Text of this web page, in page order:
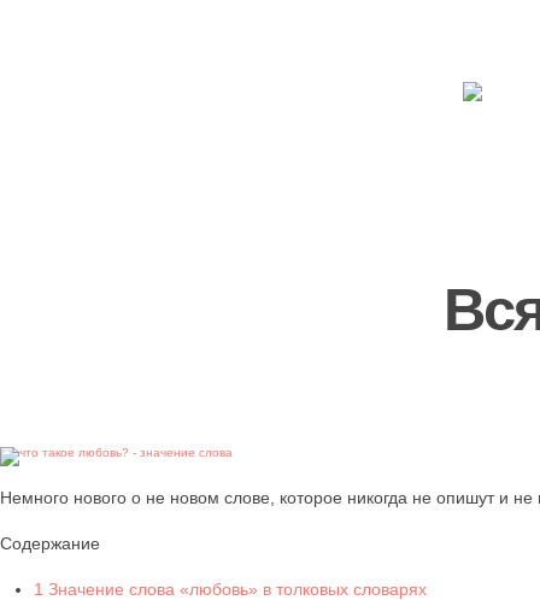
Немного нового о не новом слове, которое никогда не опишут и
Содержание
1 Значение слова «любовь» в толковых словарях